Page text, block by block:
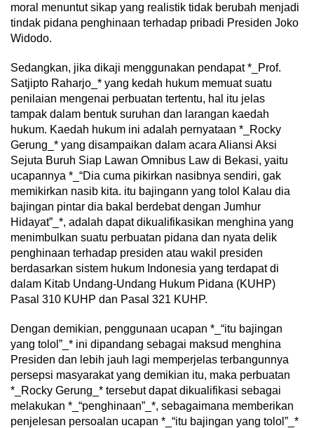
moral menuntut sikap yang realistik tidak berubah menjadi
tindak pidana penghinaan terhadap pribadi Presiden Joko
Widodo.
Sedangkan, jika dikaji menggunakan pendapat *_Prof.
Satjipto Raharjo_* yang kedah hukum memuat suatu
penilaian mengenai perbuatan tertentu, hal itu jelas
tampak dalam bentuk suruhan dan larangan kaedah
hukum. Kaedah hukum ini adalah pernyataan *_Rocky
Gerung_* yang disampaikan dalam acara Aliansi Aksi
Sejuta Buruh Siap Lawan Omnibus Law di Bekasi, yaitu
ucapannya *_“Dia cuma pikirkan nasibnya sendiri, gak
memikirkan nasib kita. itu bajingann yang tolol Kalau dia
bajingan pintar dia bakal berdebat dengan Jumhur
Hidayat”_*, adalah dapat dikualifikasikan menghina yang
menimbulkan suatu perbuatan pidana dan nyata delik
penghinaan terhadap presiden atau wakil presiden
berdasarkan sistem hukum Indonesia yang terdapat di
dalam Kitab Undang-Undang Hukum Pidana (KUHP)
Pasal 310 KUHP dan Pasal 321 KUHP.
Dengan demikian, penggunaan ucapan *_“itu bajingan
yang tolol”_* ini dipandang sebagai maksud menghina
Presiden dan lebih jauh lagi memperjelas terbangunnya
persepsi masyarakat yang demikian itu, maka perbuatan
*_Rocky Gerung_* tersebut dapat dikualifikasi sebagai
melakukan *_“penghinaan”_*, sebagaimana memberikan
penjelesan persoalan ucapan *_“itu bajingan yang tolol”_*